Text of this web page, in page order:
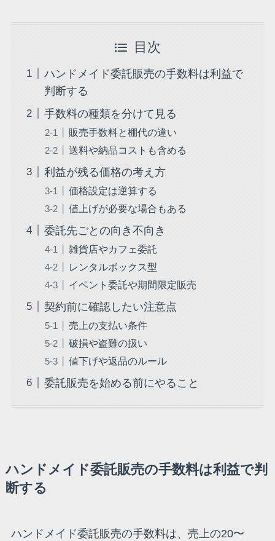
目次
ハンドメイド委託販売の手数料は利益で
判断する
手数料の種類を分けて見る
販売手数料と棚代の違い
送料や納品コストも含める
利益が残る価格の考え方
価格設定は逆算する
値上げが必要な場合もある
委託先ごとの向き不向き
雑貨店やカフェ委託
レンタルボックス型
イベント委託や期間限定販売
契約前に確認したい注意点
売上の支払い条件
破損や盗難の扱い
値下げや返品のルール
委託販売を始める前にやること
ハンドメイド委託販売の手数料は利益で判
断する
ハンドメイド委託販売の手数料は、売上の20〜